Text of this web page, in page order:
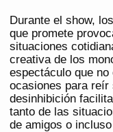
Durante el show,
que promete
situaciones
creativa de los
espectáculo que
ocasiones para reír
desinhibición
tanto de las
de amigos o